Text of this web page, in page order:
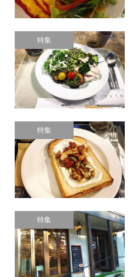
特集
特集
特集